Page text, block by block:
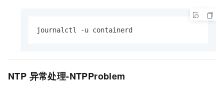
journalctl -u containerd
NTP 异常处理-NTPProblem